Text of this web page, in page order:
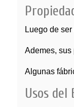
Luego de
Ademes, sus
Algunas
Usos del